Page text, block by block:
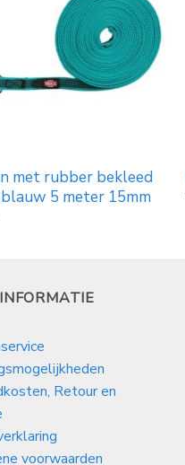
met rubber bekleed
5 meter 15mm
Retour en
voorwaarden